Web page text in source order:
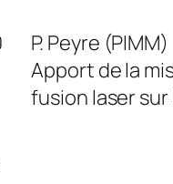
P. Peyre (PIMM)
Apport de la
fusion laser